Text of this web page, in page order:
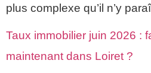
plus complexe qu’il n’y
Taux immobilier juin 2026 :
maintenant dans Loiret ?